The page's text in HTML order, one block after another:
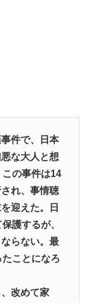
件で、日本
な大人と想
の事件は14
れ、事情聴
迎えた。日
護するが、
らない。最
ことになろ
改めて家